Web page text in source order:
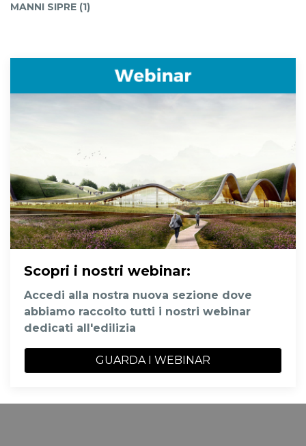
MANNI SIPRE (1)
Scopri i nostri webinar:
Accedi alla nostra nuova sezione dove
abbiamo raccolto tutti i nostri webinar
dedicati all'edilizia
GUARDA I WEBINAR